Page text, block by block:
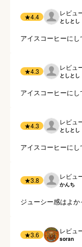
★4.4 レビュ
としとし
アイスコーヒーに
★4.3 レビュ
としとし
アイスコーヒーに
★4.3 レビュ
としとし
アイスコーヒーに
★3.8 レビュ
かんち
ジューシー感はよか
★3.6 レビュ
soran